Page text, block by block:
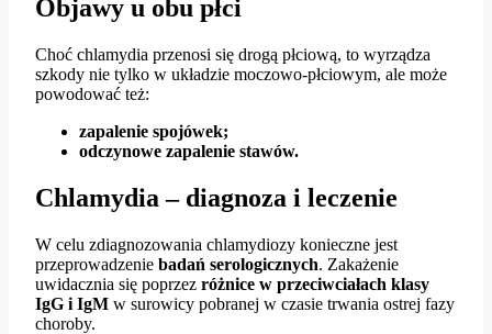
Objawy u obu płci
Choć chlamydia przenosi się drogą płciową, to wyrządza
szkody nie tylko w układzie moczowo-płciowym, ale może
powodować też:
zapalenie spojówek;
odczynowe zapalenie stawów.
Chlamydia – diagnoza i leczenie
W celu zdiagnozowania chlamydiozy konieczne jest
przeprowadzenie badań serologicznych. Zakażenie
uwidacznia się poprzez różnice w przeciwciałach klasy
IgG i IgM w surowicy pobranej w czasie trwania ostrej fazy
choroby.